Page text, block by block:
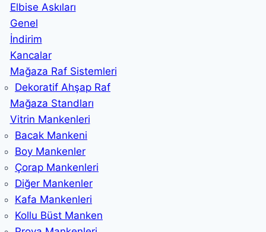
Elbise Askıları
Genel
İndirim
Kancalar
Mağaza Raf Sistemleri
Dekoratif Ahşap Raf
Mağaza Standları
Vitrin Mankenleri
Bacak Mankeni
Boy Mankenler
Çorap Mankenleri
Diğer Mankenler
Kafa Mankenleri
Kollu Büst Manken